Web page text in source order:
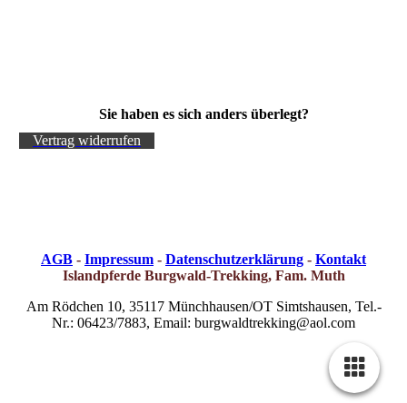
Sie haben es sich anders überlegt?
Vertrag widerrufen
AGB - Impressum - Datenschutzerklärung - Kontakt
Islandpferde Burgwald-Trekking, Fam. Muth
Am Rödchen 10, 35117 Münchhausen/OT Simtshausen, Tel.-
Nr.: 06423/7883, Email: burgwaldtrekking@aol.com